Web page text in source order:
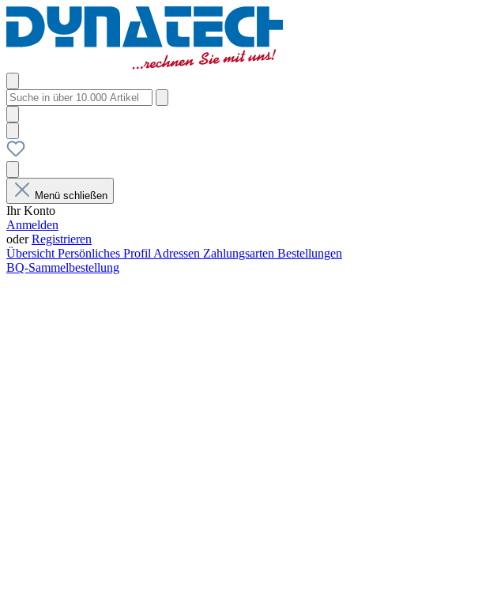
Menü schließen
Ihr Konto
Anmelden
oderRegistrieren
Übersicht Persönliches Profil Adressen Zahlungsarten Bestellungen
BQ-Sammelbestellung